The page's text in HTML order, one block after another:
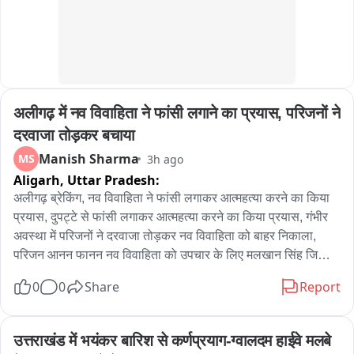
अलीगढ़ में नव विवाहिता ने फांसी लगाने का प्रयास, परिजनों ने
दरवाजा तोड़कर बचाया
MS Manish Sharma 3h ago
Aligarh, Uttar Pradesh:
अलीगढ़ ब्रेकिंग, नव विवाहिता ने फांसी लगाकर आत्महत्या करने का किया
प्रयास, दुपट्टे से फांसी लगाकर आत्महत्या करने का किया प्रयास, गंभीर
अवस्था में परिजनों ने दरवाजा तोड़कर नव विवाहिता को बाहर निकाला,
परिजन आनन फानन नव विवाहिता को उपचार के लिए मलखान सिंह जिला
कॉलेज के लिए किया रेफर, अलीगढ़ के थाना गांधी पार्क के इलाके के
0 0 Share Report
उत्तराखंड में भयंकर बारिश से कर्णप्रयाग-ग्वालदम हाईवे मलबे